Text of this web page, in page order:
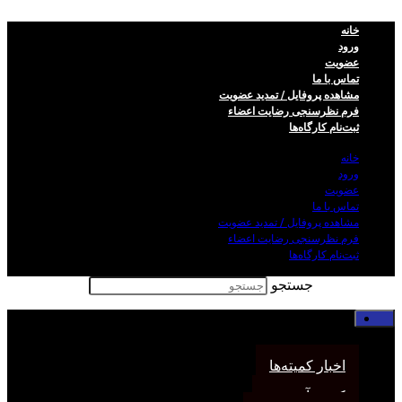
خانه
ورود
عضویت
تماس با ما
مشاهده پروفایل / تمدید عضویت
فرم نظر‌سنجی رضایت اعضاء
ثبت‌نام کارگاه‌ها
خانه
ورود
عضویت
تماس با ما
مشاهده پروفایل / تمدید عضویت
فرم نظر‌سنجی رضایت اعضاء
ثبت‌نام کارگاه‌ها
جستجو
اخبار کمیته‌ها
کمیته آموزش